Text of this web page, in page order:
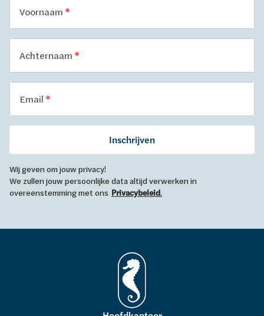
Voornaam
Achternaam
Email
Inschrijven
Wij geven om jouw privacy!
We zullen jouw persoonlijke data altijd verwerken in
overeenstemming met ons Privacybeleid.